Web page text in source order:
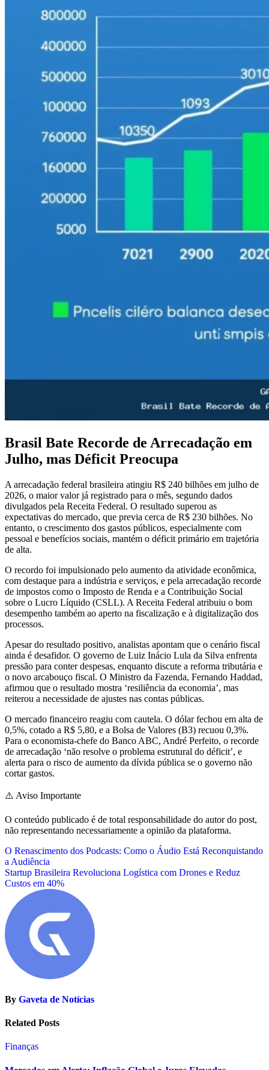
Brasil Bate Recorde de Arrecadação em
Julho, mas Déficit Preocupa
A arrecadação federal brasileira atingiu R$ 240 bilhões em julho de
2026, o maior valor já registrado para o mês, segundo dados
divulgados pela Receita Federal. O resultado superou as
expectativas do mercado, que previa cerca de R$ 230 bilhões. No
entanto, o crescimento dos gastos públicos, especialmente com
pessoal e benefícios sociais, mantém o déficit primário em trajetória
de alta.
O recordo foi impulsionado pelo aumento da atividade econômica,
com destaque para a indústria e serviços, e pela arrecadação recorde
de impostos como o Imposto de Renda e a Contribuição Social
sobre o Lucro Líquido (CSLL). A Receita Federal atribuiu o bom
desempenho também ao aperto na fiscalização e à digitalização dos
processos.
Apesar do resultado positivo, analistas apontam que o cenário fiscal
ainda é desafidor. O governo de Luiz Inácio Lula da Silva enfrenta
pressão para conter despesas, enquanto discute a reforma tributária e
o novo arcabouço fiscal. O Ministro da Fazenda, Fernando Haddad,
afirmou que o resultado mostra ‘resiliência da economia’, mas
reiterou a necessidade de ajustes nas contas públicas.
O mercado financeiro reagiu com cautela. O dólar fechou em alta de
0,5%, cotado a R$ 5,80, e a Bolsa de Valores (B3) recuou 0,3%.
Para o economista-chefe do Banco ABC, André Perfeito, o recorde
de arrecadação ‘não resolve o problema estrutural do déficit’, e
alerta para o risco de aumento da dívida pública se o governo não
cortar gastos.
⚠️ Aviso Importante
O conteúdo publicado é de total responsabilidade do autor do post,
não representando necessariamente a opinião da plataforma.
Navegação
de
Post
O Renascimento dos Podcasts: Como o Áudio Está Reconquistando
a Audiência
Startup Brasileira Revoluciona Logística com Drones e Reduz
Custos em 40%
By Gaveta de Notícias
Related Posts
Finanças